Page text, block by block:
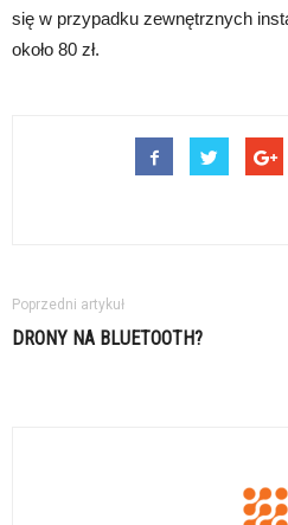
się w przypadku zewnętrznych
około 80 zł.
Poprzedni artykuł
DRONY NA BLUETOOTH?